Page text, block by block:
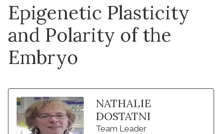
Epigenetic Plasticity
and Polarity of the
Embryo
NATHALIE
DOSTATNI
Team Leader